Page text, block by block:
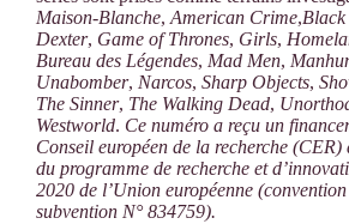
Maison-Blanche, American Crime,
Dexter, Game of Thrones, Girls,
Bureau des Légendes, Mad Men,
Unabomber, Narcos, Sharp Objects,
The Sinner, The Walking Dead,
Westworld. Ce numéro a reçu un
Conseil européen de la recherche (CER)
du programme de recherche et
2020 de l’Union européenne
subvention N° 834759).